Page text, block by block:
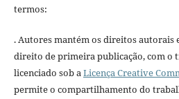
termos:
. Autores mantém os direitos autorais
direito de primeira publicação, com o
licenciado sob aLicença Creative
permite o compartilhamento do